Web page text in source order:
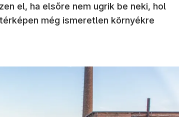
el, ha elsőre nem ugrik be neki, hol
még ismeretlen környékre